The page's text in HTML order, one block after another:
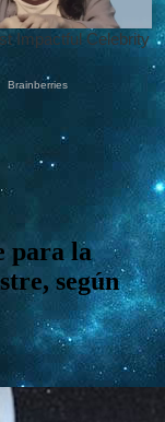
para la
según